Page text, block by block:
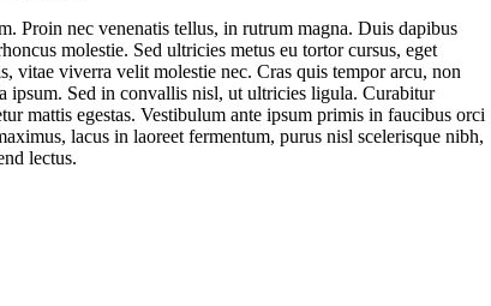
Proin nec venenatis tellus, in rutrum magna. Duis dapibus
molestie. Sed ultricies metus eu tortor cursus, eget
vitae viverra velit molestie nec. Cras quis tempor arcu, non
Sed in convallis nisl, ut ultricies ligula. Curabitur
mattis egestas. Vestibulum ante ipsum primis in faucibus orci
lacus in laoreet fermentum, purus nisl scelerisque nibh,
lectus.